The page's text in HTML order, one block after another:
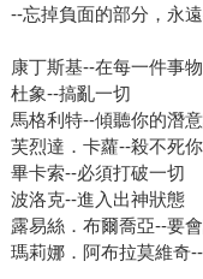
--忘掉負面的部分，永
康丁斯基--在每一件事
杜象--搞亂一切
馬格利特--傾聽你的潛
芙烈達．卡蘿--殺不死
畢卡索--必須打破一切
波洛克--進入出神狀態
露易絲．布爾喬亞--要會
瑪莉娜．阿布拉莫維奇